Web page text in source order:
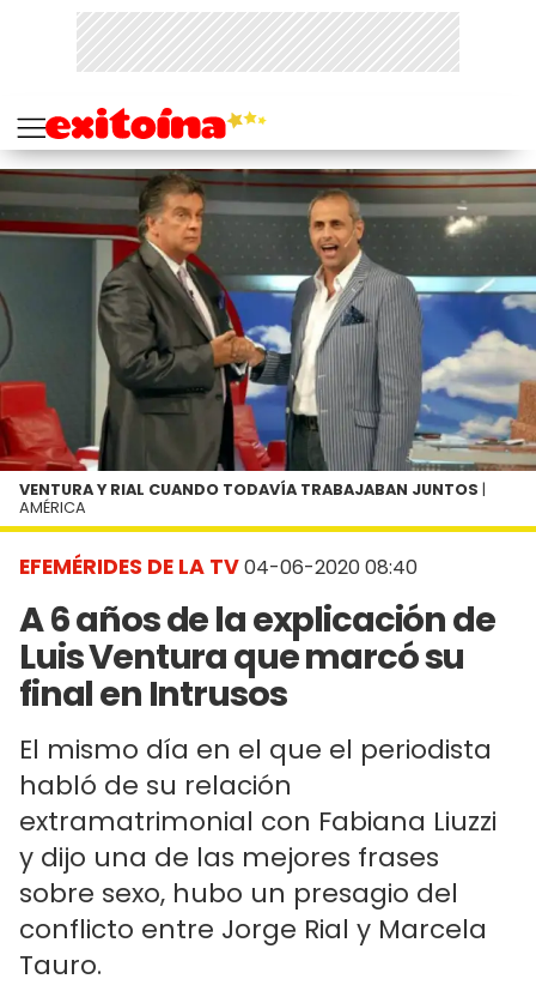
EFEMÉRIDES DE LA TV04-06-2020 08:40
A 6 años de la explicación de
Luis Ventura que marcó su
final en Intrusos
El mismo día en el que el periodista
habló de su relación
extramatrimonial con Fabiana Liuzzi
y dijo una de las mejores frases
sobre sexo, hubo un presagio del
conflicto entre Jorge Rial y Marcela
Tauro.
VENTURA Y RIAL CUANDO TODAVÍA TRABAJABAN JUNTOS |
AMÉRICA